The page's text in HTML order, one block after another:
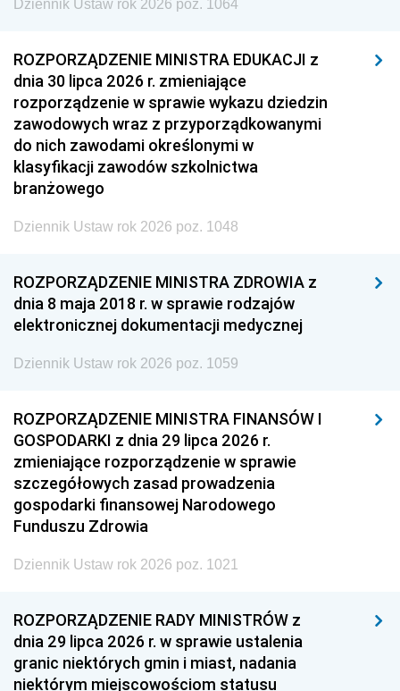
Dziennik Ustaw rok 2026 poz. 1064
ROZPORZĄDZENIE MINISTRA EDUKACJI z
dnia 30 lipca 2026 r. zmieniające
rozporządzenie w sprawie wykazu dziedzin
zawodowych wraz z przyporządkowanymi
do nich zawodami określonymi w
klasyfikacji zawodów szkolnictwa
branżowego
Dziennik Ustaw rok 2026 poz. 1048
ROZPORZĄDZENIE MINISTRA ZDROWIA z
dnia 8 maja 2018 r. w sprawie rodzajów
elektronicznej dokumentacji medycznej
Dziennik Ustaw rok 2026 poz. 1059
ROZPORZĄDZENIE MINISTRA FINANSÓW I
GOSPODARKI z dnia 29 lipca 2026 r.
zmieniające rozporządzenie w sprawie
szczegółowych zasad prowadzenia
gospodarki finansowej Narodowego
Funduszu Zdrowia
Dziennik Ustaw rok 2026 poz. 1021
ROZPORZĄDZENIE RADY MINISTRÓW z
dnia 29 lipca 2026 r. w sprawie ustalenia
granic niektórych gmin i miast, nadania
niektórym miejscowościom statusu